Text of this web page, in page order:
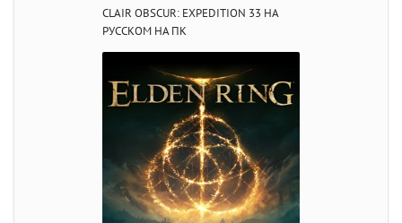
CLAIR OBSCUR: EXPEDITION 33 НА
РУССКОМ НА ПК